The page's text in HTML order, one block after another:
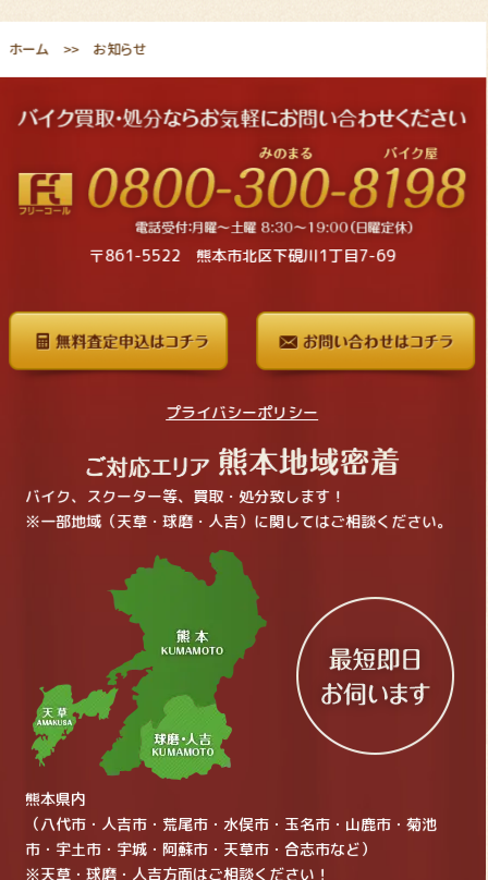
ホーム お知らせ
〒861-5522 熊本市北区下硯川1丁目7-69
プライバシーポリシー
バイク、スクーター等、買取・処分致します！
※一部地域（天草・球磨・人吉）に関してはご相談ください。
熊本県内
（八代市・人吉市・荒尾市・水俣市・玉名市・山鹿市・菊池
市・宇土市・宇城・阿蘇市・天草市・合志市など）
※天草・球磨・人吉方面はご相談ください！